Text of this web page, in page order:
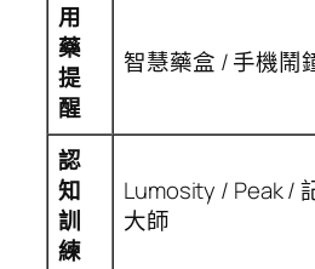
用
藥
提
醒
智慧藥盒 / 手機鬧
認
知
訓
練
Lumosity / Peak /
大師